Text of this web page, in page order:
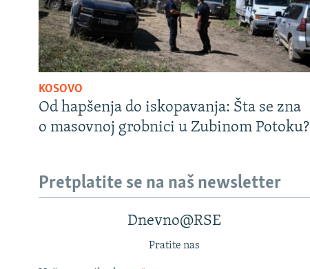
KOSOVO
Od hapšenja do iskopavanja: Šta se zna
o masovnoj grobnici u Zubinom Potoku?
Pretplatite se na naš newsletter
Dnevno@RSE
Pratite nas